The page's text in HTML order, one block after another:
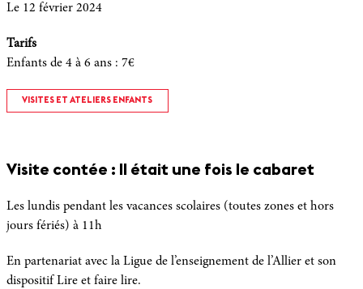
Le 12 février 2024
Tarifs
Enfants de 4 à 6 ans : 7€
VISITES ET ATELIERS ENFANTS
Visite contée : Il était une fois le cabaret
Les lundis pendant les vacances scolaires (toutes zones et hors
jours fériés) à 11h
En partenariat avec la Ligue de l’enseignement de l’Allier et son
dispositif Lire et faire lire.